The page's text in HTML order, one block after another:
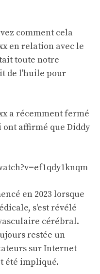
comment cela
en relation avec le
toute notre
de l'huile pour
a récemment fermé
affirmé que Diddy
en 2023 lorsque
s'est révélé
cérébral.
restée un
sur Internet
été impliqué.